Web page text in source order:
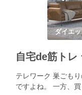
ダイエ
テレワーク 巣ごも
ですよね。 一方、